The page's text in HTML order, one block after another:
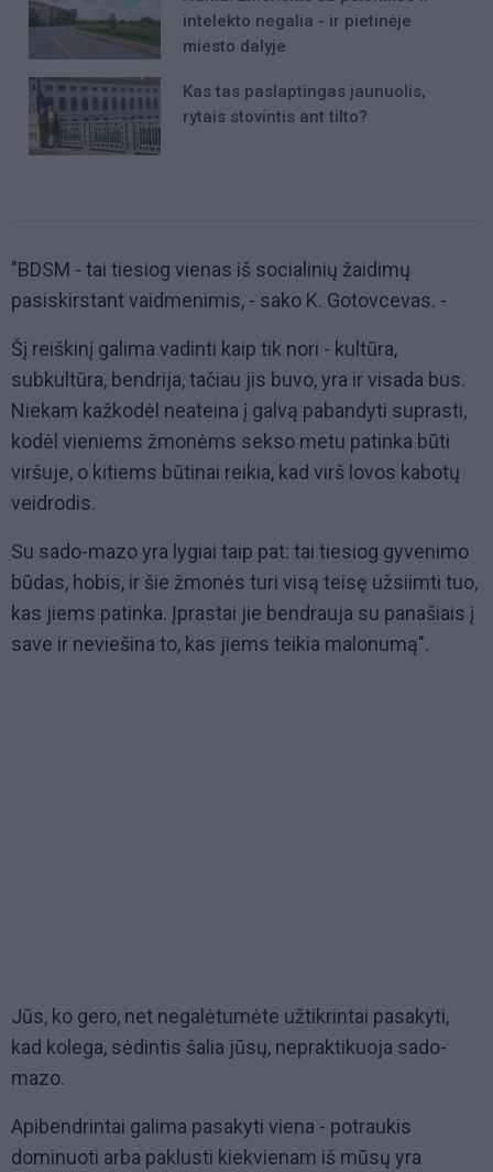
intelekto negalia - ir pietinėje
miesto dalyje
Kas tas paslaptingas jaunuolis,
rytais stovintis ant tilto?
"BDSM - tai tiesiog vienas iš socialinių žaidimų
pasiskirstant vaidmenimis, - sako K. Gotovcevas. -
Šį reiškinį galima vadinti kaip tik nori - kultūra,
subkultūra, bendrija, tačiau jis buvo, yra ir visada bus.
Niekam kažkodėl neateina į galvą pabandyti suprasti,
kodėl vieniems žmonėms sekso metu patinka būti
viršuje, o kitiems būtinai reikia, kad virš lovos kabotų
veidrodis.
Su sado-mazo yra lygiai taip pat: tai tiesiog gyvenimo
būdas, hobis, ir šie žmonės turi visą teisę užsiimti tuo,
kas jiems patinka. Įprastai jie bendrauja su panašiais į
save ir neviešina to, kas jiems teikia malonumą".
Jūs, ko gero, net negalėtumėte užtikrintai pasakyti,
kad kolega, sėdintis šalia jūsų, nepraktikuoja sado-
mazo.
Apibendrintai galima pasakyti viena - potraukis
dominuoti arba paklusti kiekvienam iš mūsų yra